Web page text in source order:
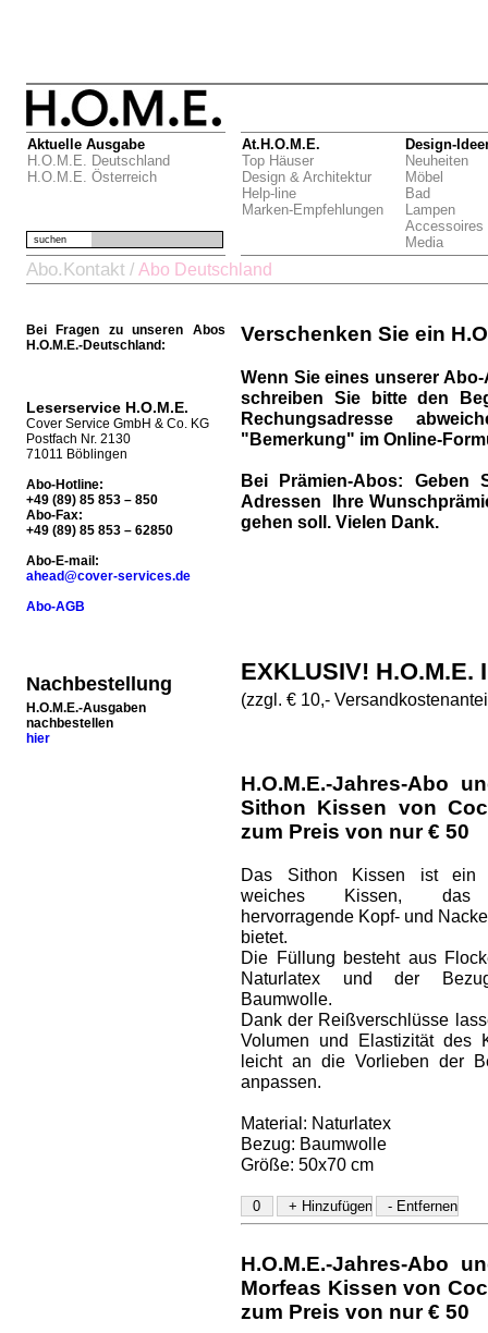
Aktuelle Ausgabe
H.O.M.E. Deutschland
H.O.M.E. Österreich
At.H.O.M.E.
Top Häuser
Design & Architektur
Help-line
Marken-Empfehlungen
Design-
Neuheiten
Möbel
Bad
Lampen
Accessoires
Media
suchen
Abo.Kontakt / Abo Deutschland
Bei Fragen zu unseren Abos
H.O.M.E.-Deutschland:
Leserservice H.O.M.E.
Cover Service GmbH & Co. KG
Postfach Nr. 2130
71011 Böblingen
Abo-Hotline:
+49 (89) 85 853 – 850
Abo-Fax:
+49 (89) 85 853 – 62850
Abo-E-mail:
ahead@cover-services.de
Abo-AGB
Nachbestellung
H.O.M.E.-Ausgaben
nachbestellen
hier
Verschenken Sie ein
Wenn Sie eines unserer
schreiben Sie bitte den
Rechungsadresse
"Bemerkung" im Online-
Bei Prämien-Abos:
Geben
Adressen Ihre
gehen soll. Vielen Dank.
EXKLUSIV! H.O.M.E.
(zzgl. € 10,-
H.O.M.E.-Jahres-Abo
Sithon Kissen von
zum Preis von nur € 50
Das Sithon Kissen ist ein
weiches Kissen,
hervorragende Kopf- und
bietet.
Die Füllung besteht aus
Naturlatex und der
Baumwolle.
Dank der Reißverschlüsse
Volumen und Elastizität des
leicht an die Vorlieben der
anpassen.
Material: Naturlatex
Bezug: Baumwolle
Größe: 50x70 cm
H.O.M.E.-Jahres-Abo
Morfeas Kissen von
zum Preis von nur € 50